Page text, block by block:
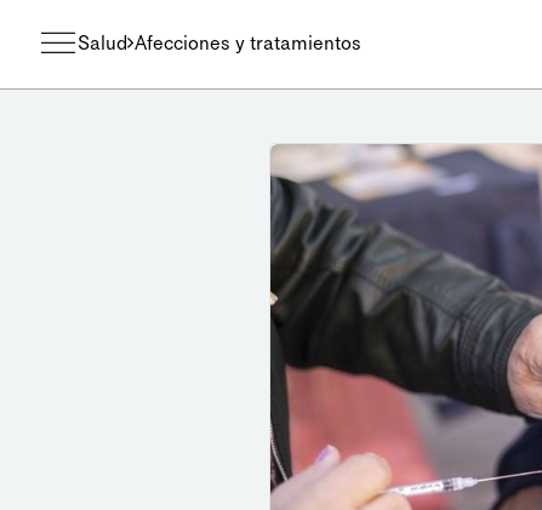
Salud Afecciones y tratamientos